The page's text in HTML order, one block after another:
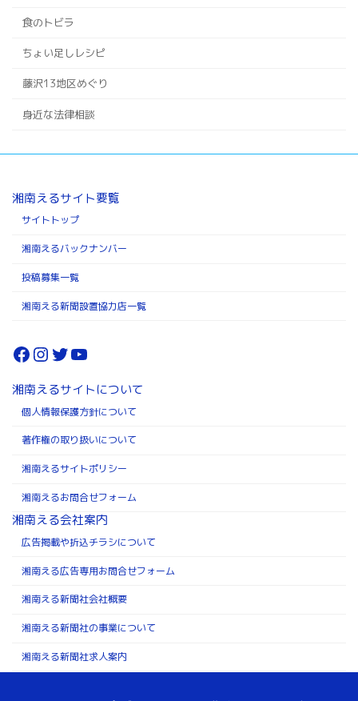
食のトビラ
ちょい足しレシピ
藤沢13地区めぐり
身近な法律相談
湘南えるサイト要覧
サイトトップ
湘南えるバックナンバー
投稿募集一覧
湘南える新聞設置協力店一覧
Facebook
Instagram
Twitter
YouTube
湘南えるサイトについて
個人情報保護方針について
著作権の取り扱いについて
湘南えるサイトポリシー
湘南えるお問合せフォーム
湘南える会社案内
広告掲載や折込チラシについて
湘南える広告専用お問合せフォーム
湘南える新聞社会社概要
湘南える新聞社の事業について
湘南える新聞社求人案内